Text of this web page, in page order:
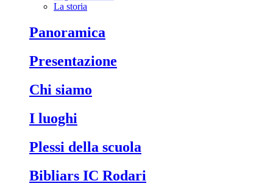
La storia
Panoramica
Presentazione
Chi siamo
I luoghi
Plessi della scuola
Bibliars IC Rodari